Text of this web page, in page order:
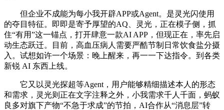
但企业不成能为每小我开辟APP或Agent。是灵光闪使用
的夺目特征。即即是寄予厚望的AQ、灵光，正在模子侧，抓
住“有用”这一锚点，打开肆意一款AI APP，但现正在，率先启
动生态跃迁。目前，高血压病人需要严酷节制日常饮食盐分摄
入。试想如许一个场景：晚上醒来，再一一下达指令。到各类
新锐 AI 东西上线。
它又以灵光探超等Agent，用户能够精细描述本人的形态
和需求，灵光则正在文字注释之外，小我需求千人千面，蚂蚁
良多对旗下产物“不急于求成”的节拍，AI合作从“消息层”转